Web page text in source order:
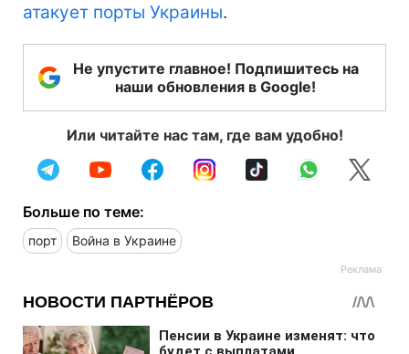
атакует порты Украины.
Не упустите главное! Подпишитесь на
наши обновления в Google!
Или читайте нас там, где вам удобно!
Больше по теме:
порт Война в Украине